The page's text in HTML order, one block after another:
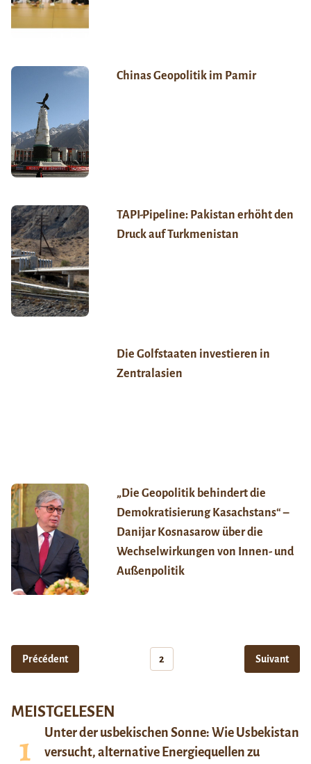
Chinas Geopolitik im Pamir
TAPI-Pipeline: Pakistan erhöht den
Druck auf Turkmenistan
Die Golfstaaten investieren in
Zentralasien
„Die Geopolitik behindert die
Demokratisierung Kasachstans“ –
Danijar Kosnasarow über die
Wechselwirkungen von Innen- und
Außenpolitik
Précédent 2 Suivant
MEISTGELESEN
Unter der usbekischen Sonne: Wie Usbekistan
versucht, alternative Energiequellen zu